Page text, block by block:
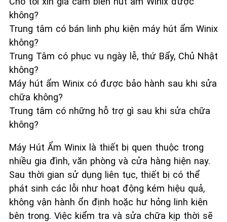
không?
Trung tâm có bán linh phụ kiện máy hút ẩm Winix
không?
Trung Tâm có phục vụ ngày lễ, thứ Bẩy, Chủ Nhật
không?
Máy hút ẩm Winix có được bảo hành sau khi sửa
chữa không?
Trung tâm có những hỗ trợ gì sau khi sửa chữa
không?
Máy Hút Ẩm Winix là thiết bị quen thuộc trong
nhiều gia đình, văn phòng và cửa hàng hiện nay.
Sau thời gian sử dụng liên tục, thiết bị có thể
phát sinh các lỗi như hoạt động kém hiệu quả,
không vận hành ổn định hoặc hư hỏng linh kiện
bên trong. Việc kiểm tra và sửa chữa kịp thời sẽ